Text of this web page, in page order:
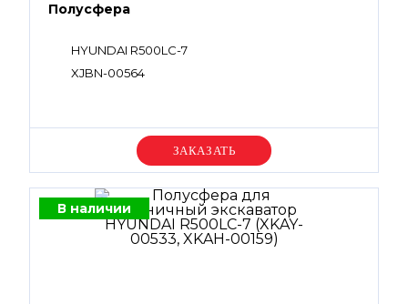
Полусфера
HYUNDAI R500LC-7
XJBN-00564
Уточняйте цену
В наличии